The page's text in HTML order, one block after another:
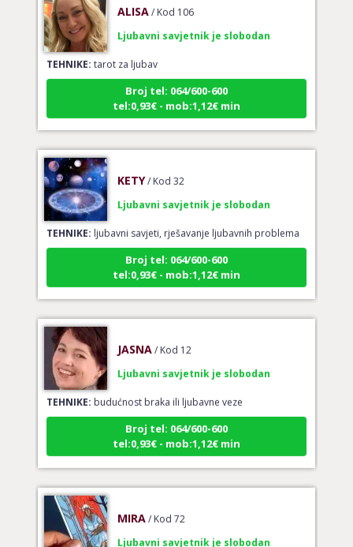
Ljubavni savjetnik je slobodan
TEHNIKE:tarot za ljubav
Broj tel: 064/600-600
tel:0,93€ - mob:1,12€ min
Ljubavni savjetnik je slobodan
TEHNIKE:ljubavni savjeti, rješavanje ljubavnih problema
Broj tel: 064/600-600
tel:0,93€ - mob:1,12€ min
Ljubavni savjetnik je slobodan
TEHNIKE:budućnost braka ili ljubavne veze
Broj tel: 064/600-600
tel:0,93€ - mob:1,12€ min
Ljubavni savjetnik je slobodan